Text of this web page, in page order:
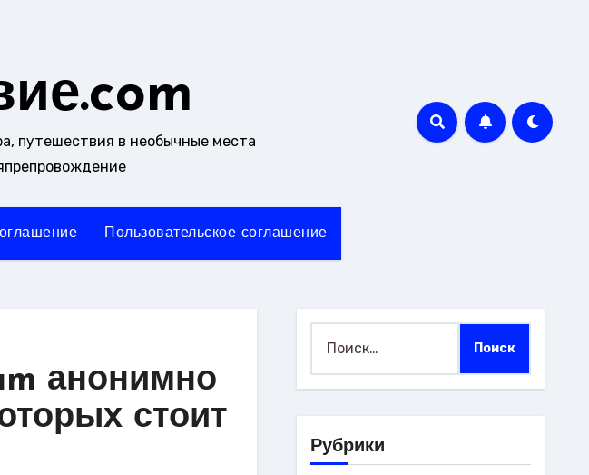
путешествия в необычные места
Пользовательское соглашение
анонимно
стоит
Рубрики